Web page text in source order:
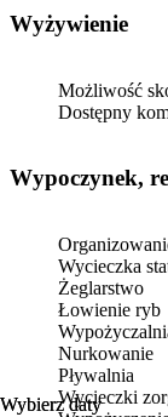
Wybierz daty
Wybierz daty
Wyżywienie
Możliwość
Dostępny
Wypoczynek,
Wycieczka
Żeglarstwo
Łowienie ryb
Nurkowanie
Pływalnia
Wycieczki